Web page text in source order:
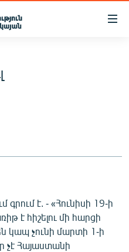
է. - «Հունիսի 19-ի
է հիշելու մի հարցի
կապ չունի մարտի 1-ի
չէ Հայաստանի